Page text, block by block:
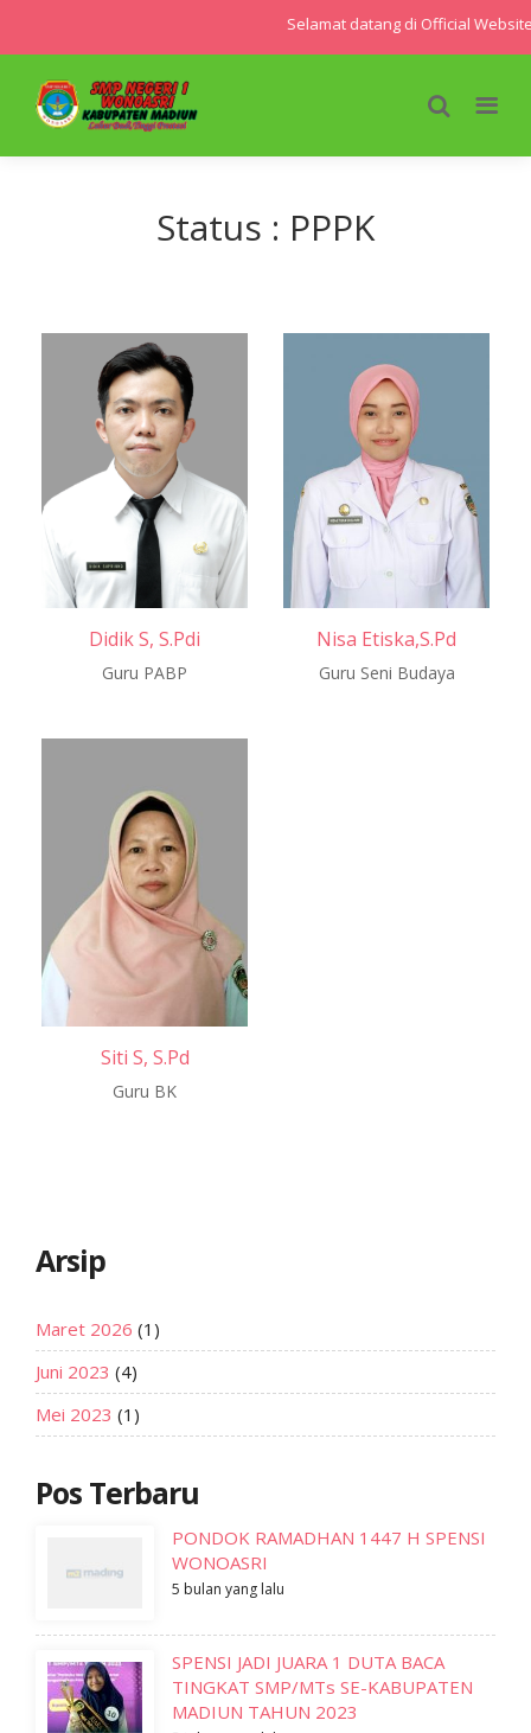
Selamat datang di Official
Status : PPPK
Didik S, S.Pdi
Guru PABP
Nisa Etiska,S.Pd
Guru Seni Budaya
Siti S, S.Pd
Guru BK
Arsip
Maret 2026 (1)
Juni 2023 (4)
Mei 2023 (1)
Pos Terbaru
PONDOK RAMADHAN 1447 H SPENSI
WONOASRI
5 bulan yang lalu
SPENSI JADI JUARA 1 DUTA BACA
TINGKAT SMP/MTs SE-KABUPATEN
MADIUN TAHUN 2023